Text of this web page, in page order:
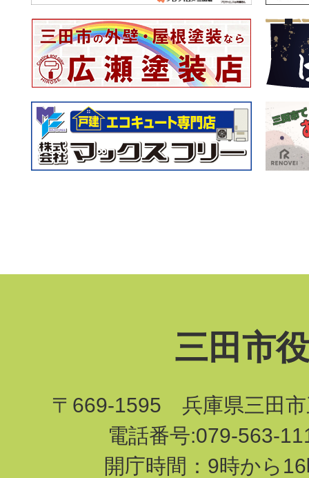
三田市
〒669-1595 兵庫県三田市
電話番号:079-563-
開庁時間：9時から